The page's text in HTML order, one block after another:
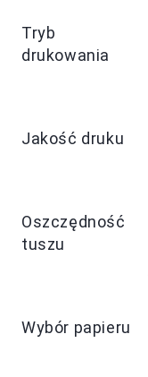
Tryb
drukowania
Jakość druku
Oszczędność
tuszu
Wybór papieru